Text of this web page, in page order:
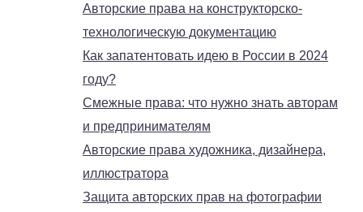
Авторские права на конструкторско-
технологическую документацию
Как запатентовать идею в России в 2024
году?
Смежные права: что нужно знать авторам
и предпринимателям
Авторские права художника, дизайнера,
иллюстратора
Защита авторских прав на фотографии